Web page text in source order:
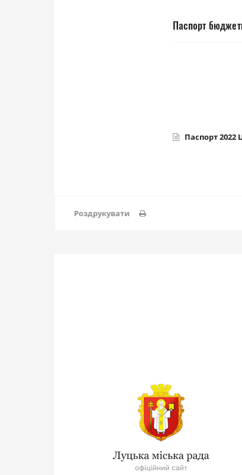
Паспорт
Паспорт
Роздрукувати